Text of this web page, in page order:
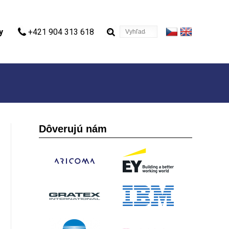
Vyhľadávanie
+421 904 313 618
Dôverujú nám